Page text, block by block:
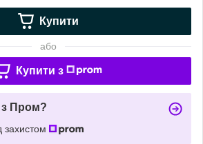
Купити
або
Купити з
з Пром?
захистом